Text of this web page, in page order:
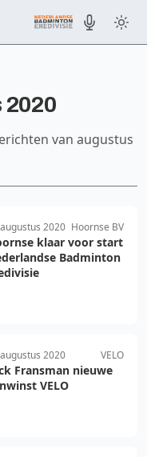
van augustus
2020 Hoornse BV
klaar voor start
Badminton
2020 VELO
Fransman nieuwe
VELO